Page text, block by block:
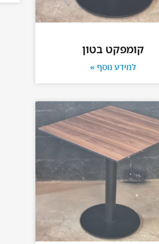
קומפקט בטון
למידע נוסף »